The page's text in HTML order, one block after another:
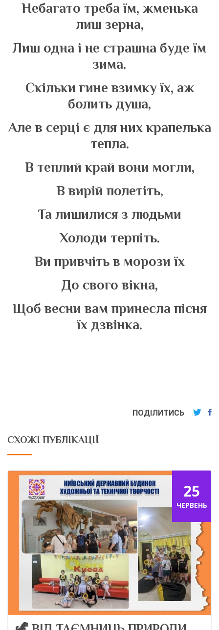
Небагато треба їм, жменька
лиш зерна,
Лиш одна і не страшна буде їм
зима.
Скільки гине взимку їх, аж
болить душа,
Але в серці є для них крапелька
тепла.
В теплий край вони могли,
В вирій полетіть,
Та лишилися з людьми
Холоди терпіть.
Ви привчіть в морози їх
До свого вікна,
Щоб весни вам принесла пісня
їх дзвінка.
ПОДІЛИТИСЬ
СХОЖІ ПУБЛІКАЦІЇ
25
ЧЕРВЕНЬ